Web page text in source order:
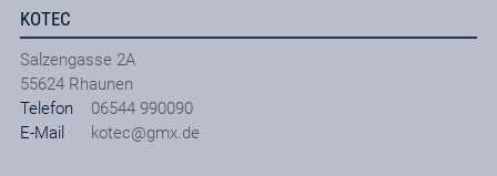
KOTEC
Salzengasse 2A
55624 Rhaunen
Telefon
06544 990090
E-Mail
kotec@gmx.de